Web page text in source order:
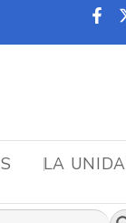
LA